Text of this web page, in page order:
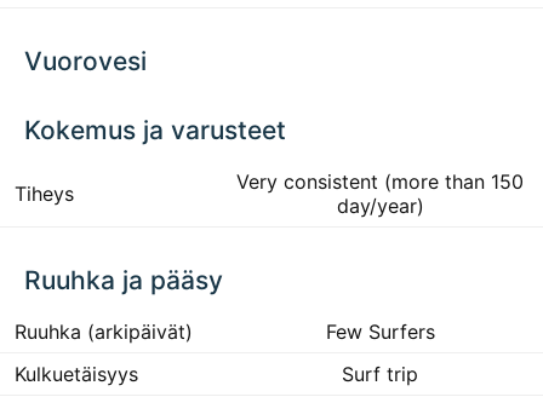
Vuorovesi
Kokemus ja varusteet
Tiheys
Very consistent (more than 150
day/year)
Ruuhka ja pääsy
Ruuhka (arkipäivät)
Few Surfers
Kulkuetäisyys
Surf trip